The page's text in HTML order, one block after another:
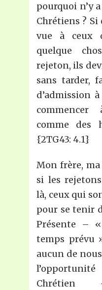
pourquoi n’y
Chrétiens ?
vue à ceux
quelque
rejeton, ils
sans tarder,
d’admission
comme des
{2TG43: 4.1}
Mon frère,
si les
là, ceux qui
pour se tenir
Présente –
temps prévu
aucun de
Chrétien